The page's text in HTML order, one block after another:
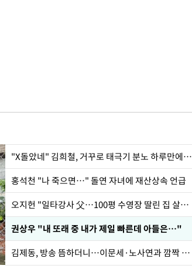
"X돌았네" 김희철, 거꾸로 태극기 분노 하루만에…
홍석천 "나 죽으면…" 돌연 자녀에 재산상속 언급
오지헌 "일타강사 父…100평 수영장 딸린 집 살았다"
권상우 "내 또래 중 내가 제일 빠른데 아들은…"
김제동, 방송 뜸하더니…이문세·노사연과 깜짝 근황